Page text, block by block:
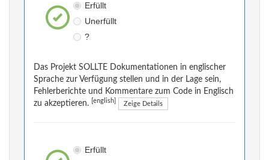
Erfüllt
Unerfüllt
?
Das Projekt SOLLTE Dokumentationen in englischer
Sprache zur Verfügung stellen und in der Lage sein,
Fehlerberichte und Kommentare zum Code in Englisch
zu akzeptieren.
[english] Zeige Details
Erfüllt